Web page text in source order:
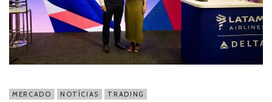
MERCADO NOTÍCIAS TRADING